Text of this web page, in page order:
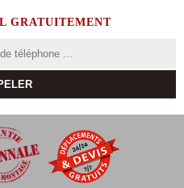
GRATUITEMENT